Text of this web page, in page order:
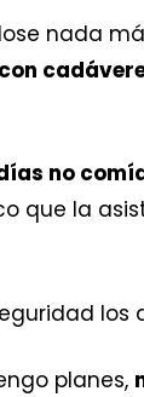
nada
no
que la
los
planes,